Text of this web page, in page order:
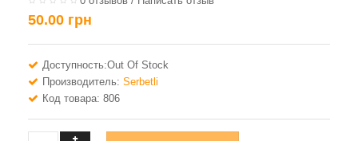
50.00 грн
Доступность:Out Of Stock
Производитель: Serbetli
Код товара: 806